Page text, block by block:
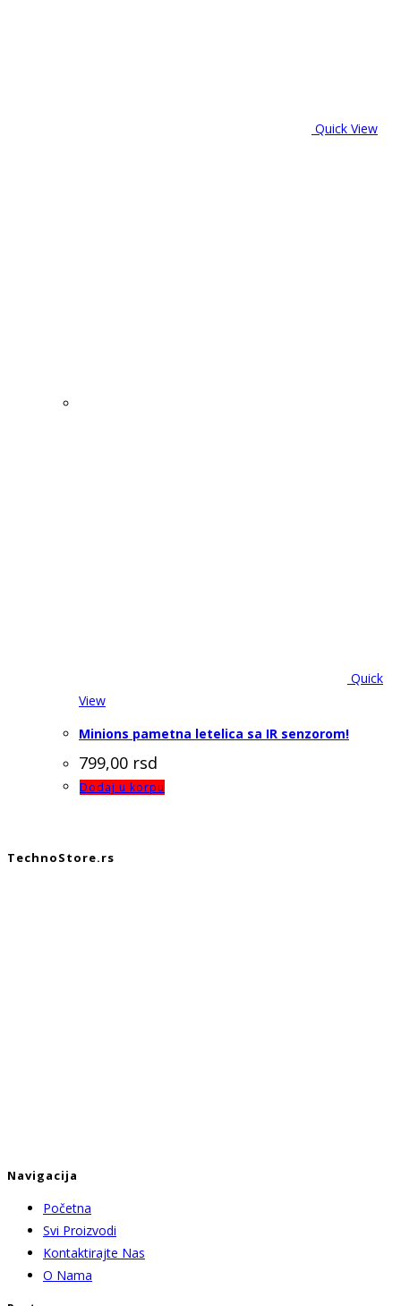
Quick View
Quick
View
Minions pametna letelica sa IR senzorom!
799,00 rsd
Dodaj u korpu
TechnoStore.rs
Navigacija
Početna
Svi Proizvodi
Kontaktirajte Nas
O Nama